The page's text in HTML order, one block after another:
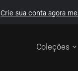
Crie sua conta agora
Coleções